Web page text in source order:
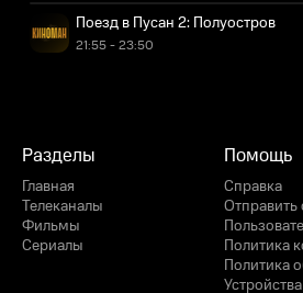
Поезд в Пусан 2: Полуостров
21:55 - 23:50
Разделы
Главная
Телеканалы
Фильмы
Сериалы
Помощь
Справка
Политика
Политика